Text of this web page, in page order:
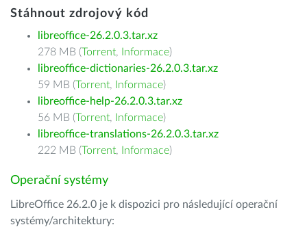
Stáhnout zdrojový kód
libreoffice-26.2.0.3.tar.xz
278 MB (Torrent, Informace)
libreoffice-dictionaries-26.2.0.3.tar.xz
59 MB (Torrent, Informace)
libreoffice-help-26.2.0.3.tar.xz
56 MB (Torrent, Informace)
libreoffice-translations-26.2.0.3.tar.xz
222 MB (Torrent, Informace)
Operační systémy
LibreOffice 26.2.0 je k dispozici pro následující operační
systémy/architektury: